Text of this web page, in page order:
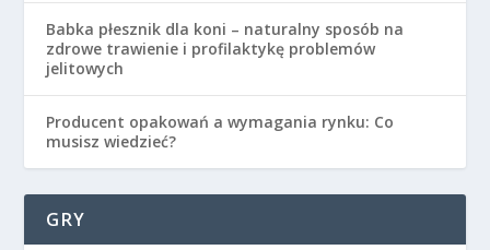
Babka płesznik dla koni – naturalny sposób na
zdrowe trawienie i profilaktykę problemów
jelitowych
Producent opakowań a wymagania rynku: Co
musisz wiedzieć?
GRY